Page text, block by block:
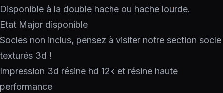
Disponible à la double hache ou hache lourde.
Etat Major disponible
Socles non inclus, pensez à visiter notre section socle
texturés 3d !
Impression 3d résine hd 12k et résine haute
performance